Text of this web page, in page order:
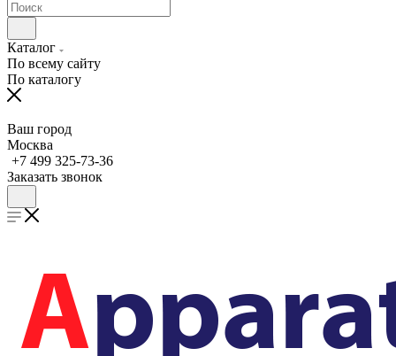
Каталог
По всему сайту
По каталогу
Ваш город
Москва
+7 499 325-73-36
Заказать звонок